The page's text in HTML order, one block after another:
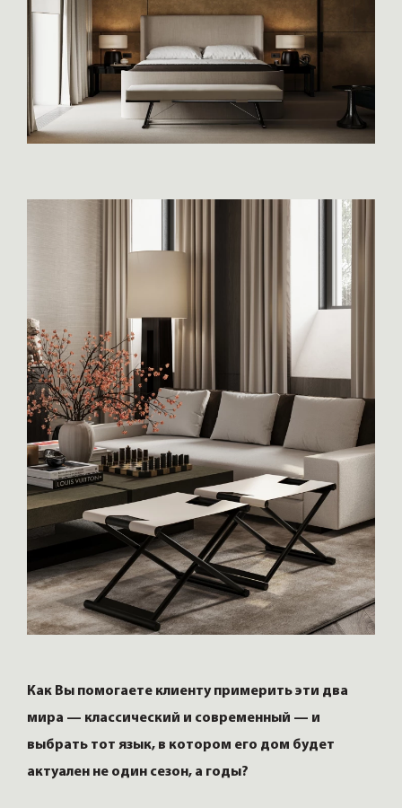
Как Вы помогаете клиенту примерить эти два
мира — классический и современный — и
выбрать тот язык, в котором его дом будет
актуален не один сезон, а годы?